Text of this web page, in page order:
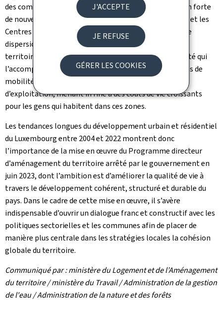
J'ACCEPTE
JE REFUSE
GÉRER LES COOKIES
des communes. Elle montre à la fois une concentration forte
de nouveaux logements dans les trois agglomérations et les
Centres de développement et d’attraction (CDA) et une
dispersion de nouveaux logements au sein du reste du
territoire. Cette dispersion, et le faible niveau de densité qui
l’accompagne, complique la desserte en infrastructures de
mobilité et en augmente le coût de construction et
d’exploitation, menant in fine à des coûts de vie croissants
pour les gens qui habitent dans ces zones.
Les tendances longues du développement urbain et résidentiel
du Luxembourg entre 2004 et 2022 montrent donc
l’importance de la mise en œuvre du Programme directeur
d’aménagement du territoire arrêté par le gouvernement en
juin 2023, dont l’ambition est d’améliorer la qualité de vie à
travers le développement cohérent, structuré et durable du
pays. Dans le cadre de cette mise en œuvre, il s’avère
indispensable d’ouvrir un dialogue franc et constructif avec les
politiques sectorielles et les communes afin de placer de
manière plus centrale dans les stratégies locales la cohésion
globale du territoire.
Communiqué par : ministère du Logement et de l’Aménagement
du territoire / ministère du Travail / Administration de la gestion
de l'eau / Administration de la nature et des forêts